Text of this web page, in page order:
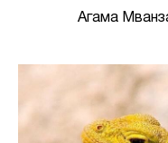
Агама